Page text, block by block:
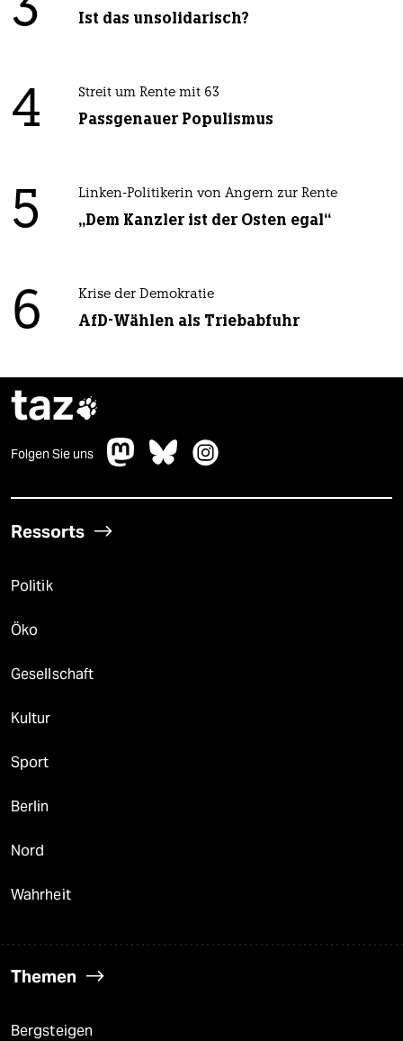
3 Ist das unsolidarisch?
4 Streit um Rente mit 63
Passgenauer Populismus
5 Linken-Politikerin von Angern zur Rente
„Dem Kanzler ist der Osten egal“
6 Krise der Demokratie
AfD-Wählen als Triebabfuhr
taz
Folgen Sie uns
Ressorts
Politik
Öko
Gesellschaft
Kultur
Sport
Berlin
Nord
Wahrheit
Themen
Bergsteigen